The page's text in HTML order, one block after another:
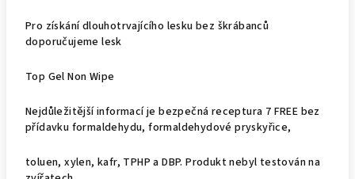
Pro získání dlouhotrvajícího lesku bez škrábanců
doporučujeme lesk
Top Gel Non Wipe
Nejdůležitější informací je bezpečná receptura 7 FREE bez
přídavku formaldehydu, formaldehydové pryskyřice,
toluen, xylen, kafr, TPHP a DBP. Produkt nebyl testován na